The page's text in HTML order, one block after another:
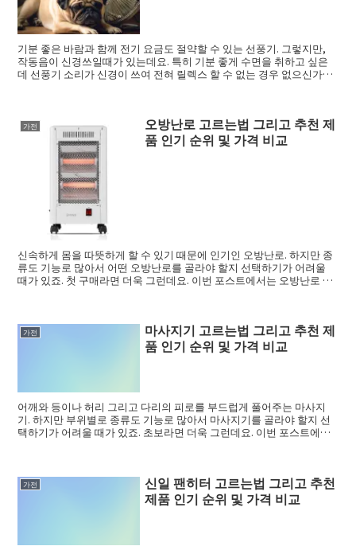
기분 좋은 바람과 함께 전기 요금도 절약할 수 있는 선풍기. 그렇지만,
작동음이 신경쓰일때가 있는데요. 특히 기분 좋게 수면을 취하고 싶은
데 선풍기 소리가 신경이 쓰여 전혀 릴렉스 할 수 없는 경우 없으신가요?
가전
오방난로 고르는법 그리고 추천 제
품 인기 순위 및 가격 비교
신속하게 몸을 따뜻하게 할 수 있기 때문에 인기인 오방난로. 하지만 종
류도 기능로 많아서 어떤 오방난로를 골라야 할지 선택하기가 어려울
때가 있죠. 첫 구매라면 더욱 그런데요. 이번 포스트에서는 오방난로 고
가전
마사지기 고르는법 그리고 추천 제
품 인기 순위 및 가격 비교
어깨와 등이나 허리 그리고 다리의 피로를 부드럽게 풀어주는 마사지
기. 하지만 부위별로 종류도 기능로 많아서 마사지기를 골라야 할지 선
택하기가 어려울 때가 있죠. 초보라면 더욱 그런데요. 이번 포스트에서
가전
신일 팬히터 고르는법 그리고 추천
제품 인기 순위 및 가격 비교